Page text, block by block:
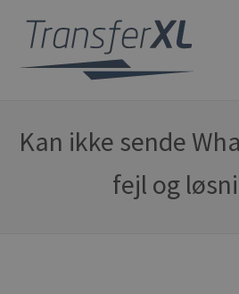
Kan ikke sende
fejl og